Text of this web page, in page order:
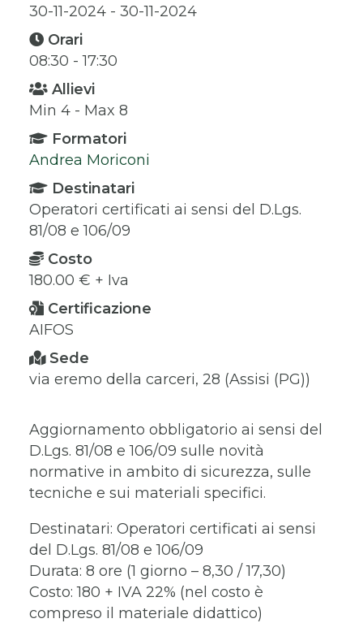
Aggiornamento obbligatorio ai sensi del
D.Lgs. 81/08 e 106/09 sulle novità
normative in ambito di sicurezza, sulle
tecniche e sui materiali specifici.
Destinatari: Operatori certificati ai sensi
del D.Lgs. 81/08 e 106/09
Durata: 8 ore (1 giorno – 8,30 / 17,30)
Costo: 180 + IVA 22% (nel costo è
compreso il materiale didattico)
30-11-2024 - 30-11-2024
Orari
08:30 - 17:30
Allievi
Min 4 - Max 8
Formatori
Andrea Moriconi
Destinatari
Operatori certificati ai sensi del D.Lgs.
81/08 e 106/09
Costo
180.00 € + Iva
Certificazione
AIFOS
Sede
via eremo della carceri, 28 (Assisi (PG))